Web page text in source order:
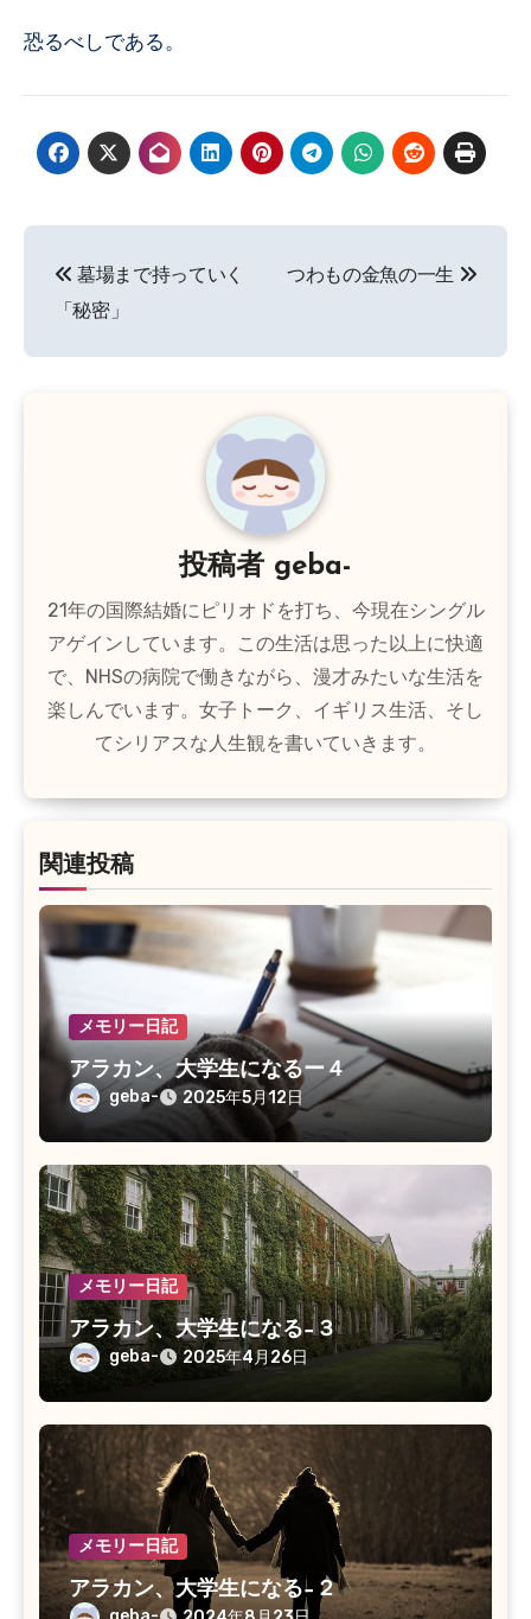
恐るべしである。
ナ
ン
墓場まで持っていく
「秘密」
つわもの金魚の一生
投稿者 geba-
21年の国際結婚にピリオドを打ち、今現在シングル
アゲインしています。この生活は思った以上に快適
で、NHSの病院で働きながら、漫才みたいな生活を
楽しんでいます。女子トーク、イギリス生活、そし
てシリアスな人生観を書いていきます。
関連投稿
メモリー日記
アラカン、大学生になるー４
geba- 2025年5月12日
メモリー日記
アラカン、大学生になる−３
geba- 2025年4月26日
メモリー日記
アラカン、大学生になる−２